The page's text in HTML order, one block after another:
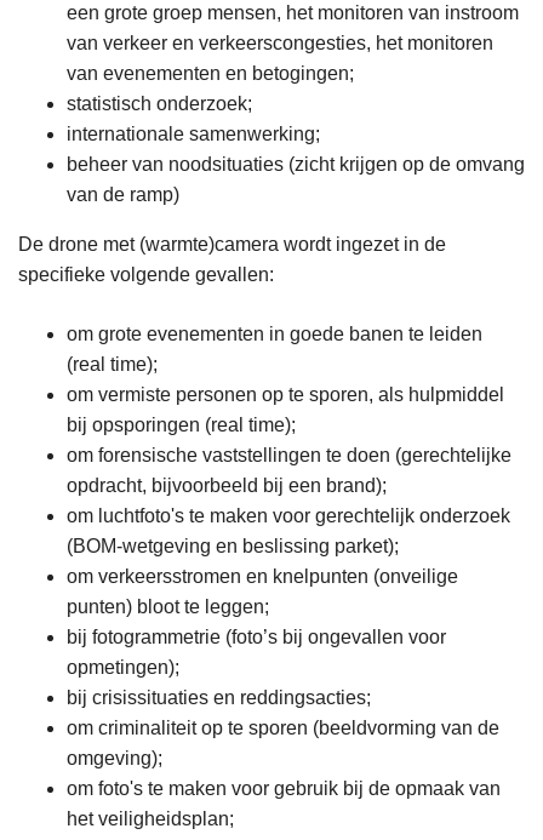
een grote groep mensen, het monitoren van instroom
van verkeer en verkeerscongesties, het monitoren
van evenementen en betogingen;
statistisch onderzoek;
internationale samenwerking;
beheer van noodsituaties (zicht krijgen op de omvang
van de ramp)
De drone met (warmte)camera wordt ingezet in de
specifieke volgende gevallen:
om grote evenementen in goede banen te leiden
(real time);
om vermiste personen op te sporen, als hulpmiddel
bij opsporingen (real time);
om forensische vaststellingen te doen (gerechtelijke
opdracht, bijvoorbeeld bij een brand);
om luchtfoto's te maken voor gerechtelijk onderzoek
(BOM-wetgeving en beslissing parket);
om verkeersstromen en knelpunten (onveilige
punten) bloot te leggen;
bij fotogrammetrie (foto’s bij ongevallen voor
opmetingen);
bij crisissituaties en reddingsacties;
om criminaliteit op te sporen (beeldvorming van de
omgeving);
om foto's te maken voor gebruik bij de opmaak van
het veiligheidsplan;